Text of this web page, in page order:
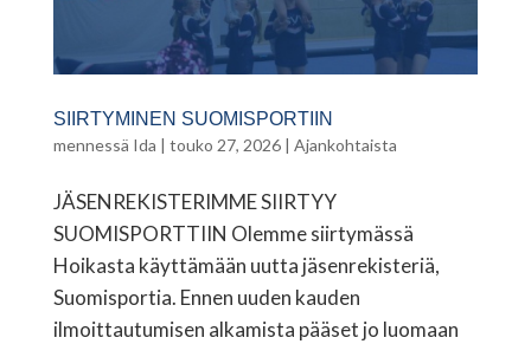
SIIRTYMINEN SUOMISPORTIIN
mennessä Ida | touko 27, 2026| Ajankohtaista
JÄSENREKISTERIMME SIIRTYY
SUOMISPORTTIIN Olemme siirtymässä
Hoikasta käyttämään uutta jäsenrekisteriä,
Suomisportia. Ennen uuden kauden
ilmoittautumisen alkamista pääset jo luomaan